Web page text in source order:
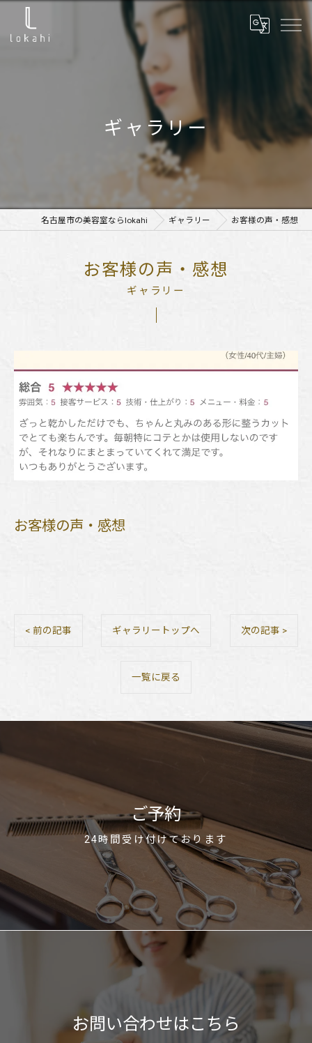
ギャラリー
名古屋市の美容室ならlokahi ギャラリー お客様の声・感想
ギャラリー
お客様の声・感想
お客様の声・感想
< 前の記事 ギャラリートップへ 次の記事 >
一覧に戻る
ご予約
24時間受け付けております
お問い合わせはこちら